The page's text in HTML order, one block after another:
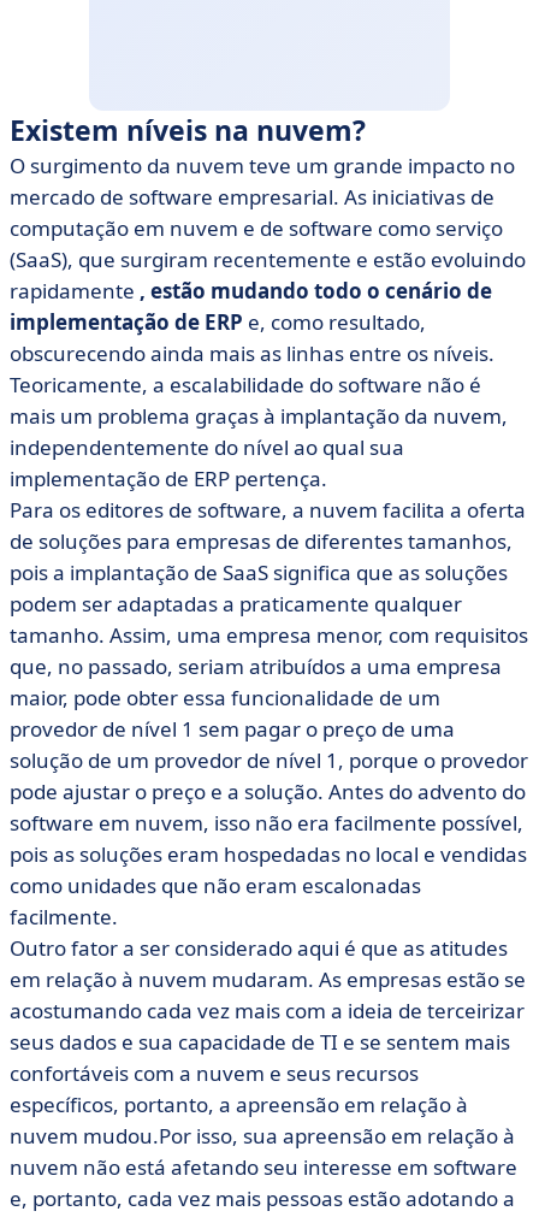
Existem níveis na nuvem?
O surgimento da nuvem teve um grande impacto no
mercado de software empresarial. As iniciativas de
computação em nuvem e de software como serviço
(SaaS), que surgiram recentemente e estão evoluindo
rapidamente , estão mudando todo o cenário de
implementação de ERP e, como resultado,
obscurecendo ainda mais as linhas entre os níveis.
Teoricamente, a escalabilidade do software não é
mais um problema graças à implantação da nuvem,
independentemente do nível ao qual sua
implementação de ERP pertença.
Para os editores de software, a nuvem facilita a oferta
de soluções para empresas de diferentes tamanhos,
pois a implantação de SaaS significa que as soluções
podem ser adaptadas a praticamente qualquer
tamanho. Assim, uma empresa menor, com requisitos
que, no passado, seriam atribuídos a uma empresa
maior, pode obter essa funcionalidade de um
provedor de nível 1 sem pagar o preço de uma
solução de um provedor de nível 1, porque o provedor
pode ajustar o preço e a solução. Antes do advento do
software em nuvem, isso não era facilmente possível,
pois as soluções eram hospedadas no local e vendidas
como unidades que não eram escalonadas
facilmente.
Outro fator a ser considerado aqui é que as atitudes
em relação à nuvem mudaram. As empresas estão se
acostumando cada vez mais com a ideia de terceirizar
seus dados e sua capacidade de TI e se sentem mais
confortáveis com a nuvem e seus recursos
específicos, portanto, a apreensão em relação à
nuvem mudou.Por isso, sua apreensão em relação à
nuvem não está afetando seu interesse em software
e, portanto, cada vez mais pessoas estão adotando a